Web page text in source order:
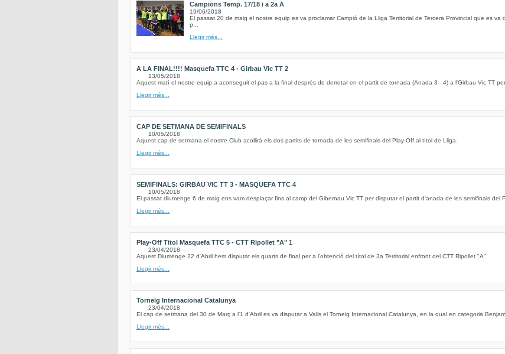
Campions Temp. 17/18 i a 2a A
19/06/2018
El passat 20 de maig el nostre equip es va proclamar Campió de la Lliga Territorial de Tercera Provincial que es
p...
Llegir més...
A LA FINAL!!!! Masquefa TTC 4 - Girbau Vic TT 2
13/05/2018
Aquest matí el nostre equip a aconseguit el pas a la final després de derrotar en el partit de tornada (Anada 3 - 4) a l'Girbau Vic TT per
Llegir més...
CAP DE SETMANA DE SEMIFINALS
10/05/2018
Aquest cap de setmana el nostre Club acollirà els dos partits de tornada de les semifinals del Play-Off al títol de Lliga.
Llegir més...
SEMIFINALS: GIRBAU VIC TT 3 - MASQUEFA TTC 4
10/05/2018
El passat diumenge 6 de maig ens vam desplaçar fins al camp del Gibernau Vic TT per disputar el partit d'anada de les semifinals del
Llegir més...
Play-Off Titol Masquefa TTC 5 - CTT Ripollet "A" 1
23/04/2018
Aquest Diumenge 22 d'Abril hem disputat els quarts de final per a l'obtenció del títol de 3a Territorial enfront del CTT Ripollet "A".
Llegir més...
Torneig Internacional Catalunya
23/04/2018
El cap de setmana del 30 de Març a l'1 d'Abril es va disputar a Valls el Torneig Internacional Catalunya, en la qual en categoria
Llegir més...